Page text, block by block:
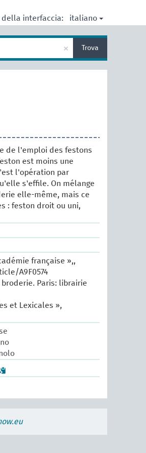
della interfaccia: italiano
× Trova
de l'emploi des festons
est moins une
l'opération par
s'effile. On mélange
elle-même, mais ce
: feston droit ou uni,
française »,,
A9F0574
Paris: librairie
et Lexicales »,